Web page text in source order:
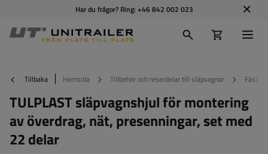
Har du frågor? Ring: +46 842 002 023
Tillbaka Hemsida Tillbehör och reserdelar till släpvagnar Fästen
TULPLAST släpvagnshjul för montering
av överdrag, nät, presenningar, set med
22 delar